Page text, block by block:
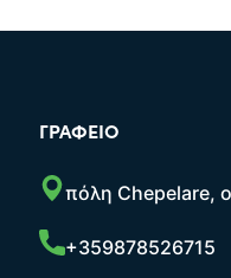
ΓΡΑΦΕΊΟ
πόλη Chepelare,
+359878526715